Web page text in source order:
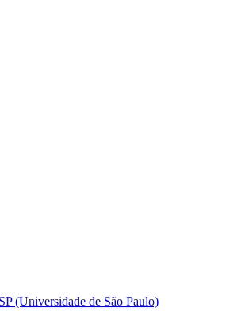
(Universidade de São Paulo)